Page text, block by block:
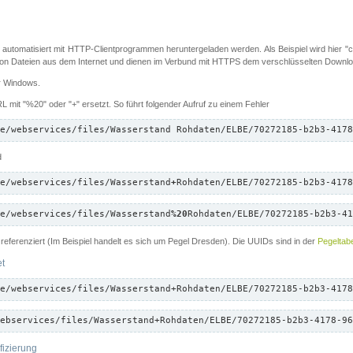
mit HTTP-Clientprogrammen heruntergeladen werden. Als Beispiel wird hier
Dateien aus dem Internet und dienen im Verbund mit HTTPS dem verschlüsselten
mit "%20" oder "+" ersetzt. So führt folgender Aufruf zu einem Fehler
files/Wasserstand Rohdaten/ELBE/70272185-b2b3-
files/Wasserstand+Rohdaten/ELBE/70272185-b2b3-
files/Wasserstand%20Rohdaten/ELBE/70272185-b2b3-
(Im Beispiel handelt es sich um Pegel Dresden). Die UUIDs sind in der
files/Wasserstand+Rohdaten/ELBE/70272185-b2b3-
files/Wasserstand+Rohdaten/ELBE/70272185-b2b3-4178-